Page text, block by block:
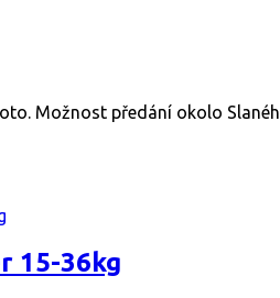
Možnost předání okolo
15-36kg